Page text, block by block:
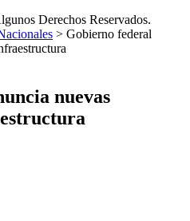
Derechos Reservados.
> Gobierno federal
nuevas